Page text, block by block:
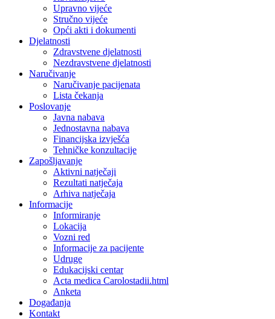
Upravno vijeće
Stručno vijeće
Opći akti i dokumenti
Djelatnosti
Zdravstvene djelatnosti
Nezdravstvene djelatnosti
Naručivanje
Naručivanje pacijenata
Lista čekanja
Poslovanje
Javna nabava
Jednostavna nabava
Financijska izvješća
Tehničke konzultacije
Zapošljavanje
Aktivni natječaji
Rezultati natječaja
Arhiva natječaja
Informacije
Informiranje
Lokacija
Vozni red
Informacije za pacijente
Udruge
Edukacijski centar
Acta medica Carolostadii.html
Anketa
Događanja
Kontakt